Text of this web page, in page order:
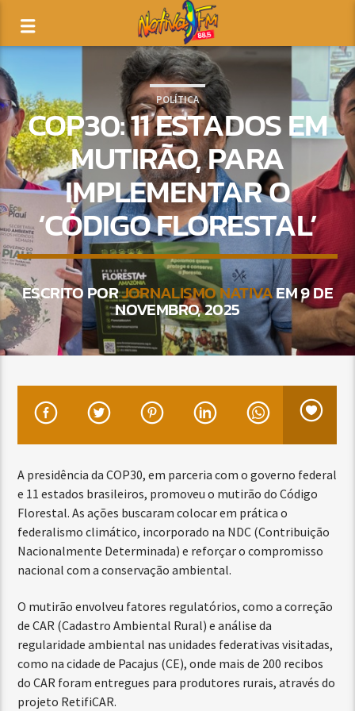
POLÍTICA
COP30: 11 ESTADOS EM
MUTIRÃO, PARA
IMPLEMENTAR O
‘CÓDIGO FLORESTAL’
ESCRITO PORJORNALISMO NATIVAEM 9 DE
NOVEMBRO, 2025
A presidência da COP30, em parceria com o governo federal
e 11 estados brasileiros, promoveu o mutirão do Código
Florestal. As ações buscaram colocar em prática o
federalismo climático, incorporado na NDC (Contribuição
Nacionalmente Determinada) e reforçar o compromisso
nacional com a conservação ambiental.
O mutirão envolveu fatores regulatórios, como a correção
de CAR (Cadastro Ambiental Rural) e análise da
regularidade ambiental nas unidades federativas visitadas,
como na cidade de Pacajus (CE), onde mais de 200 recibos
do CAR foram entregues para produtores rurais, através do
projeto RetifiCAR.